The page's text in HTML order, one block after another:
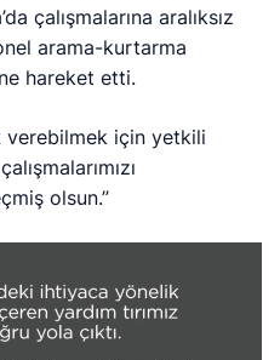
çalışmalarına aralıksız
arama-kurtarma
hareket etti.
için yetkili
olsun.”